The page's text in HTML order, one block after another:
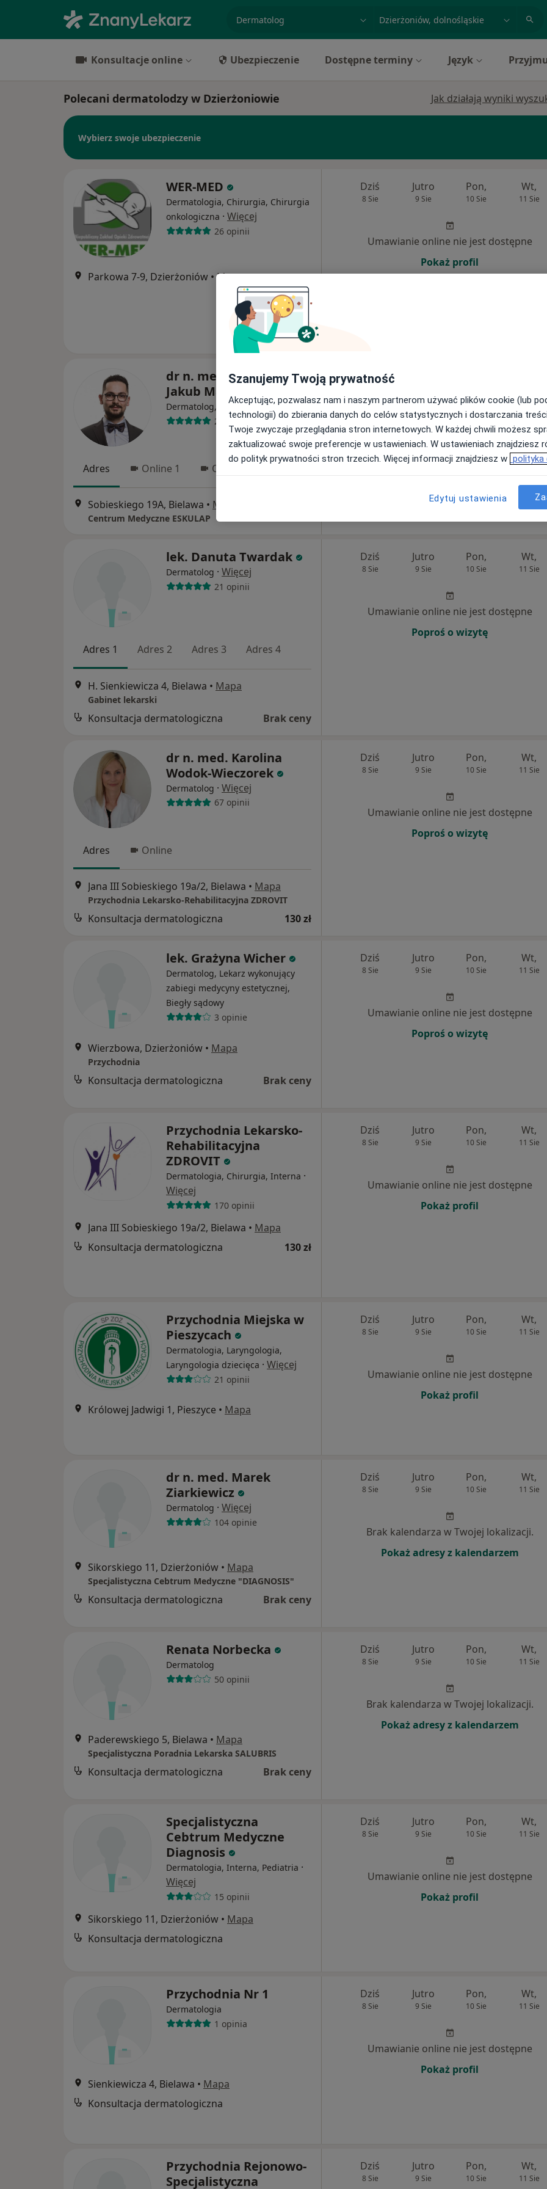
miasto lub dzielnica
Konsultacje online Ubezpieczenie Dostępne terminy Język
Polecani dermatolodzy w Dzierżoniowie Jak działają wyniki
Wybierz swoje ubezpieczenie
WER-MED
Dermatologia, Chirurgia, Chirurgia
onkologiczna · Więcej
26 opinii
Parkowa 7-9, Dzierżoniów • Mapa
Dziś
8 Sie
Jutro
9 Sie
Pon,
10 Sie
Wt,
11 Sie
Umawianie online nie jest dostępne
Pokaż profil
dr n. med. i n. o zdr.
Jakub Marczuk
Dermatolog, Wenerolog·Więcej
258 opinii
Adres Online 1 Online 2
Sobieskiego 19A, Bielawa • Mapa
Centrum Medyczne ESKULAP
Dziś
Brak kalendarza w Twojej lokalizacji.
Pokaż adresy z kalendarzem
lek. Danuta Twardak
Dermatolog · Więcej
21 opinii
Adres 1 Adres 2 Adres 3 Adres 4
H. Sienkiewicza 4, Bielawa • Mapa
Gabinet lekarski
Konsultacja dermatologiczna Brak ceny
Dziś
8 Sie
Jutro
9 Sie
Pon,
10 Sie
Wt,
11 Sie
Umawianie online nie jest dostępne
Poproś o wizytę
dr n. med. Karolina
Wodok-Wieczorek
Dermatolog · Więcej
67 opinii
Adres Online
Jana III Sobieskiego 19a/2, Bielawa • Mapa
Przychodnia Lekarsko-Rehabilitacyjna ZDROVIT
Konsultacja dermatologiczna 130 zł
Dziś
8 Sie
Jutro
9 Sie
Pon,
10 Sie
Wt,
11 Sie
Umawianie online nie jest dostępne
Poproś o wizytę
lek. Grażyna Wicher
Dermatolog, Lekarz wykonujący
zabiegi medycyny estetycznej,
Biegły sądowy
3 opinie
Wierzbowa, Dzierżoniów • Mapa
Przychodnia
Konsultacja dermatologiczna Brak ceny
Dziś
8 Sie
Jutro
9 Sie
Pon,
10 Sie
Wt,
11 Sie
Umawianie online nie jest dostępne
Poproś o wizytę
Przychodnia Lekarsko-
Rehabilitacyjna
ZDROVIT
Dermatologia, Chirurgia, Interna ·
Więcej
170 opinii
Jana III Sobieskiego 19a/2, Bielawa • Mapa
Konsultacja dermatologiczna
130 zł
Dziś
8 Sie
Jutro
9 Sie
Pon,
10 Sie
Wt,
11 Sie
Umawianie online nie jest dostępne
Pokaż profil
Przychodnia Miejska w
Pieszycach
Dermatologia, Laryngologia,
Laryngologia dziecięca · Więcej
21 opinii
Królowej Jadwigi 1, Pieszyce • Mapa
Dziś
8 Sie
Jutro
9 Sie
Pon,
10 Sie
Wt,
11 Sie
Umawianie online nie jest dostępne
Pokaż profil
dr n. med. Marek
Ziarkiewicz
Dermatolog · Więcej
104 opinie
Sikorskiego 11, Dzierżoniów • Mapa
Specjalistyczna Cebtrum Medyczne "DIAGNOSIS"
Konsultacja dermatologiczna Brak ceny
Dziś
8 Sie
Jutro
9 Sie
Pon,
10 Sie
Wt,
11 Sie
Brak kalendarza w Twojej lokalizacji.
Pokaż adresy z kalendarzem
Renata Norbecka
Dermatolog
50 opinii
Paderewskiego 5, Bielawa • Mapa
Specjalistyczna Poradnia Lekarska SALUBRIS
Konsultacja dermatologiczna Brak ceny
Dziś
8 Sie
Jutro
9 Sie
Pon,
10 Sie
Wt,
11 Sie
Brak kalendarza w Twojej lokalizacji.
Pokaż adresy z kalendarzem
Specjalistyczna
Cebtrum Medyczne
Diagnosis
Dermatologia, Interna, Pediatria ·
Więcej
15 opinii
Sikorskiego 11, Dzierżoniów • Mapa
Konsultacja dermatologiczna
Dziś
8 Sie
Jutro
9 Sie
Pon,
10 Sie
Wt,
11 Sie
Umawianie online nie jest dostępne
Pokaż profil
Przychodnia Nr 1
Dermatologia
1 opinia
Sienkiewicza 4, Bielawa • Mapa
Konsultacja dermatologiczna
Dziś
8 Sie
Jutro
9 Sie
Pon,
10 Sie
Wt,
11 Sie
Umawianie online nie jest dostępne
Pokaż profil
Przychodnia Rejonowo-
Specjalistyczna
Dziś
8 Sie
Jutro
9 Sie
Pon,
10 Sie
Wt,
11 Sie
Szanujemy Twoją prywatność
Akceptując, pozwalasz nam i naszym partnerom używać plików cookie (lub
technologii) do zbierania danych do celów statystycznych i dostarczania
Twoje zwyczaje przeglądania stron internetowych. W każdej chwili możesz
zaktualizować swoje preferencje w ustawieniach. W ustawieniach znajdziesz
do polityk prywatności stron trzecich. Więcej informacji znajdziesz w polityka
Edytuj ustawienia